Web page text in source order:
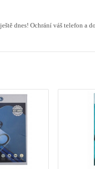
dnes! Ochrání váš telefon a